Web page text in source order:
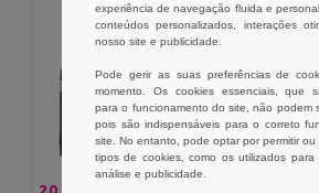
experiência de navegação fluida e
conteúdos personalizados, interações
nosso site e publicidade.
Pode gerir as suas preferências de
momento. Os cookies essenciais, que
para o funcionamento do site, não podem
pois são indispensáveis para o correto
site. No entanto, pode optar por permitir
tipos de cookies, como os utilizados para
análise e publicidade.